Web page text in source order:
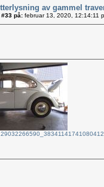
av gammel
på: februar 13, 2020, 12:14:11